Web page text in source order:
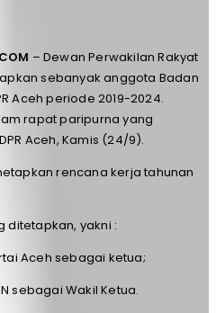
– Dewan Perwakilan Rakyat
sebanyak anggota Badan
Aceh periode 2019-2024.
rapat paripurna yang
Aceh, Kamis (24/9).
rencana kerja tahunan
ditetapkan, yakni :
Aceh sebagai ketua;
sebagai Wakil Ketua.